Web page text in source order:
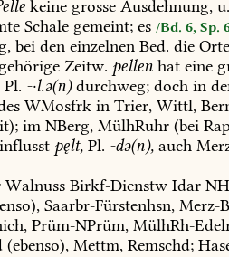
keine grosse Ausdehnung, u.
Schale gemeint; es /Bd. 6, Sp.
bei den einzelnen Bed. die Orte
Zeitw. pellen hat eine
Pl. -·l.ə(n)durchweg; doch in
WMosfrk in Trier, Wittl,
im NBerg, MülhRuhr (bei
pęlt, Pl. -də(n), auch
Walnuss Birkf-Dienstw Idar
Saarbr-Fürstenhsn, Merz-
, Prüm-NPrüm, MülhRh-
(ebenso), Mettm, Remschd;